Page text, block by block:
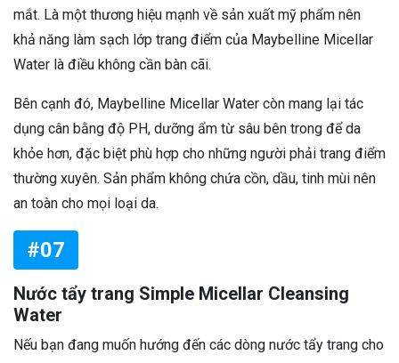
mắt. Là một thương hiệu mạnh về sản xuất mỹ phẩm nên
khả năng làm sạch lớp trang điểm của Maybelline Micellar
Water là điều không cần bàn cãi.
Bên cạnh đó, Maybelline Micellar Water còn mang lại tác
dụng cân bằng độ PH, dưỡng ẩm từ sâu bên trong để da
khỏe hơn, đặc biệt phù hợp cho những người phải trang điểm
thường xuyên. Sản phẩm không chứa cồn, dầu, tinh mùi nên
an toàn cho mọi loại da.
#07
Nước tẩy trang Simple Micellar Cleansing
Water
Nếu bạn đang muốn hướng đến các dòng nước tẩy trang cho